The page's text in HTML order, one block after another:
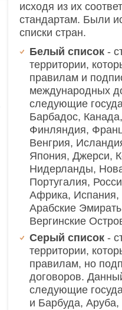
исходя из их
стандартам. Были
списки стран.
Белый список -
территории,
правилам и
международных
следующие
Барбадос,
Финляндия,
Венгрия,
Япония, Джерси,
Нидерланды,
Португалия,
Африка,
Арабские
Вергинские
Серый список -
территории,
правилам, но
договоров.
следующие
и Барбуда,